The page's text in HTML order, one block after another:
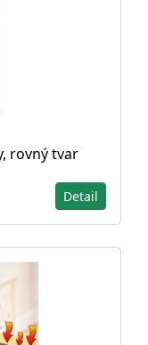
rovný tvar
Detail